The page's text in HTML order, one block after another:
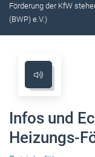
Förderung der KfW
(BWP) e.V.)
Infos und
Heizungs-